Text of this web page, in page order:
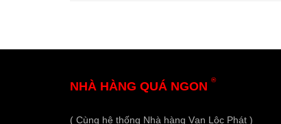
NHÀ HÀNG QUÁ NGON ®
( Cùng hệ thống Nhà hàng Vạn Lộc Phát )